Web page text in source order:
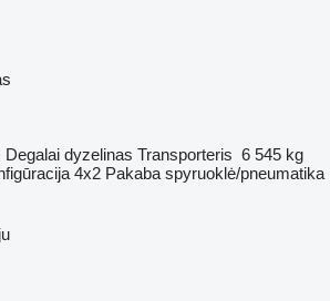
Degalai dyzelinas Transporteris 6 545 kg
4x2 Pakaba spyruoklė/pneumatika